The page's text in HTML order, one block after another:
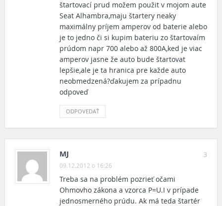
štartovací prud možem použit v mojom aute
Seat Alhambra,maju štartery neaky
maximálny príjem amperov od baterie alebo
je to jedno či si kupim bateriu zo štartovaím
prúdom napr 700 alebo až 800A,ked je viac
amperov jasne že auto bude štartovat
lepšie,ale je ta hranica pre každe auto
neobmedzená?ďakujem za prípadnu
odpoveď
ODPOVEDAŤ
3
MJ
09.12.2012 o 16:26
Treba sa na problém pozrieť očami
Ohmovho zákona a vzorca P=U.I v prípade
jednosmerného prúdu. Ak má teda štartér